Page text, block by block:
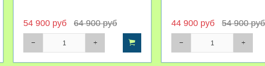
54 900 руб 64 900 руб 44 900 руб 54 900 руб